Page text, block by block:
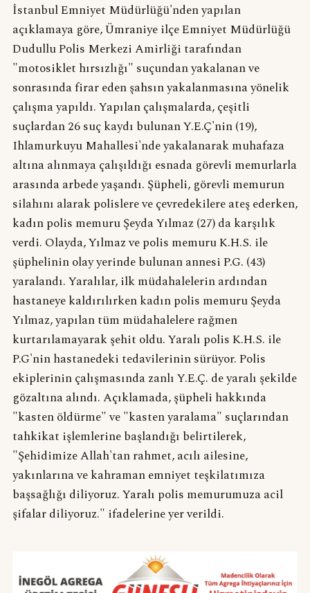
İstanbul Emniyet Müdürlüğü'nden yapılan
açıklamaya göre, Ümraniye ilçe Emniyet Müdürlüğü
Dudullu Polis Merkezi Amirliği tarafından
"motosiklet hırsızlığı" suçundan yakalanan ve
sonrasında firar eden şahsın yakalanmasına yönelik
çalışma yapıldı. Yapılan çalışmalarda, çeşitli
suçlardan 26 suç kaydı bulunan Y.E.Ç'nin (19),
Ihlamurkuyu Mahallesi'nde yakalanarak muhafaza
altına alınmaya çalışıldığı esnada görevli memurlarla
arasında arbede yaşandı. Şüpheli, görevli memurun
silahını alarak polislere ve çevredekilere ateş ederken,
kadın polis memuru Şeyda Yılmaz (27) da karşılık
verdi. Olayda, Yılmaz ve polis memuru K.H.S. ile
şüphelinin olay yerinde bulunan annesi P.G. (43)
yaralandı. Yaralılar, ilk müdahalelerin ardından
hastaneye kaldırılırken kadın polis memuru Şeyda
Yılmaz, yapılan tüm müdahalelere rağmen
kurtarılamayarak şehit oldu. Yaralı polis K.H.S. ile
P.G'nin hastanedeki tedavilerinin sürüyor. Polis
ekiplerinin çalışmasında zanlı Y.E.Ç. de yaralı şekilde
gözaltına alındı. Açıklamada, şüpheli hakkında
"kasten öldürme" ve "kasten yaralama" suçlarından
tahkikat işlemlerine başlandığı belirtilerek,
"Şehidimize Allah'tan rahmet, acılı ailesine,
yakınlarına ve kahraman emniyet teşkilatımıza
başsağlığı diliyoruz. Yaralı polis memurumuza acil
şifalar diliyoruz." ifadelerine yer verildi.